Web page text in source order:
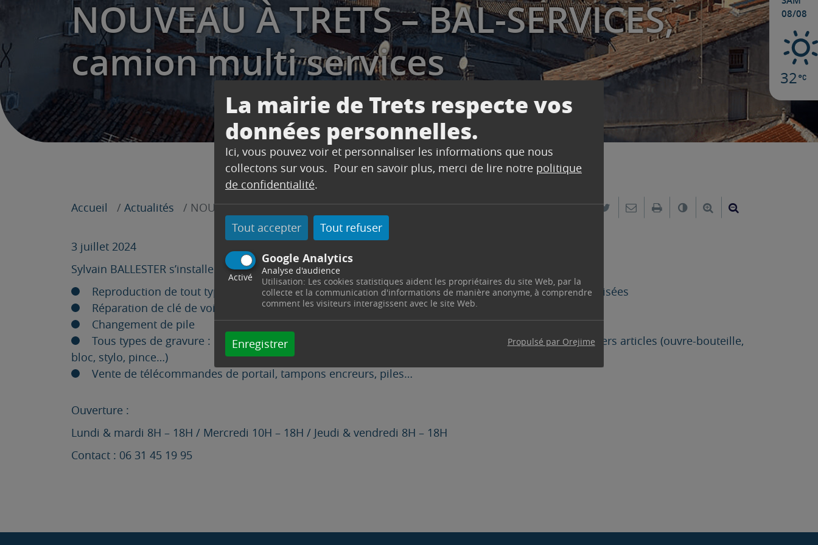
La mairie de Trets respecte vos
données personnelles.
Ici, vous pouvez voir et personnaliser les informations que nous
collectons sur vous. Pour en savoir plus, merci de lire notre politique
de confidentialité.
Tout accepter Tout refuser
Google Analytics
Activé
Analyse d'audience
Utilisation: Les cookies statistiques aident les propriétaires du site Web, par la
collecte et la communication d'informations de manière anonyme, à comprendre
comment les visiteurs interagissent avec le site Web.
Enregistrer Propulsé par Orejime
08/08
32
NOUVEAU À TRETS – BAL-SERVICES,
camion multi services
Accueil Actualités NOUVEAU À TRETS – BAL-SERVICES, camion multi services Partager sur Facebook
Partager sur Twitter
Envoyer par e-mail
ImprimerChanger le contraste
Agrandir le texte
3 juillet 2024
Sylvain BALLESTER s’installe sur le parking de la Boucherie Stefanelli, Route de Saint-Maximin.
Reproduction de tout type de clé, que ce soit des clés de voiture et moto codées jusqu’au clés sécurisées
Réparation de clé de voiture, coque et ouverture centralisée
Changement de pile
Tous types de gravure : plaque de boîte aux lettres, plaque professionnelle, tampons de société, divers articles (ouvre-bouteille,
bloc, stylo, pince…)
Vente de télécommandes de portail, tampons encreurs, piles…
Ouverture :
Lundi & mardi 8H – 18H / Mercredi 10H – 18H / Jeudi & vendredi 8H – 18H
Contact : 06 31 45 19 95